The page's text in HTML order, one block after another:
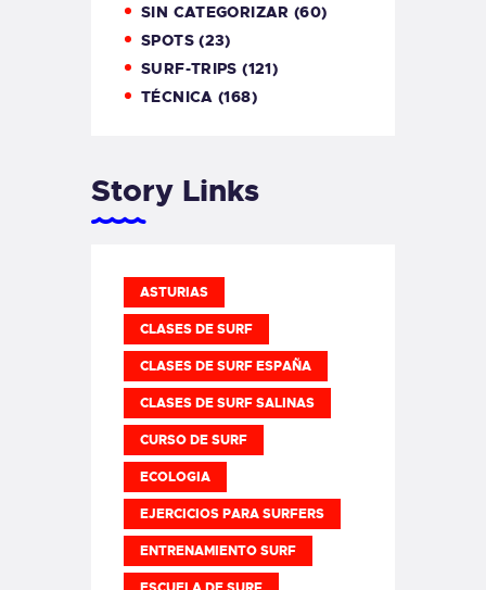
SIN CATEGORIZAR (60)
SPOTS(23)
SURF-TRIPS (121)
TÉCNICA (168)
Story Links
ASTURIAS
CLASES DE SURF
CLASES DE SURF ESPAÑA
CLASES DE SURF SALINAS
CURSO DE SURF
ECOLOGIA
EJERCICIOS PARA SURFERS
ENTRENAMIENTO SURF